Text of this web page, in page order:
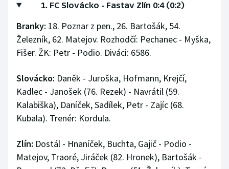
Vodní slalom
Volejbal
1. FC Slovácko - Fastav Zlín 0:4 (0:2)
Branky: 18. Poznar z pen., 26. Bartošák, 54.
Železník, 62. Matejov. Rozhodčí: Pechanec - Myška,
Fišer. ŽK: Petr - Podio. Diváci: 6586.
Slovácko: Daněk - Juroška, Hofmann, Krejčí,
Kadlec - Janošek (76. Rezek) - Navrátil (59.
Kalabiška), Daníček, Sadílek, Petr - Zajíc (68.
Kubala). Trenér: Kordula.
Zlín: Dostál - Hnaníček, Buchta, Gajič - Podio -
Matejov, Traoré, Jiráček (82. Hronek), Bartošák -